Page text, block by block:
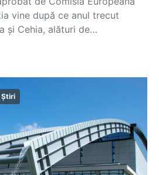
vine după ce anul trecut
și Cehia, alături de…
Știri